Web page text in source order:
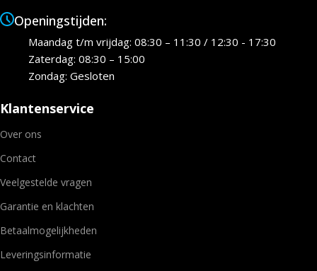
Openingstijden:
Maandag t/m vrijdag: 08:30 – 11:30 / 12:30 - 17:30
Zaterdag: 08:30 – 15:00
Zondag: Gesloten
Klantenservice
Over ons
Contact
Veelgestelde vragen
Garantie en klachten
Betaalmogelijkheden
Leveringsinformatie